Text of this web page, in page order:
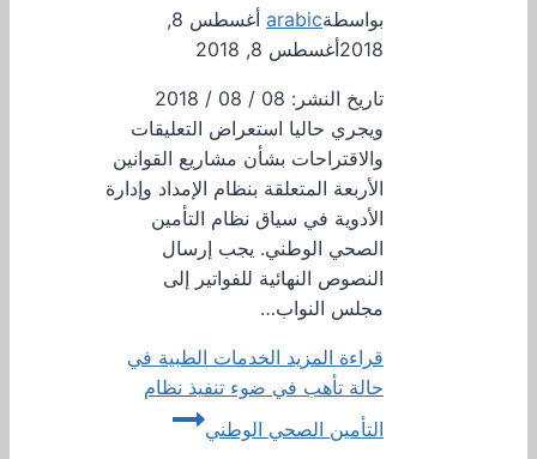
بواسطةarabic
أغسطس 8,
2018أغسطس 8, 2018
تاريخ النشر: 08 / 08 / 2018
ويجري حاليا استعراض التعليقات
والاقتراحات بشأن مشاريع القوانين
الأربعة المتعلقة بنظام الإمداد وإدارة
الأدوية في سياق نظام التأمين
الصحي الوطني. يجب إرسال
النصوص النهائية للفواتير إلى
مجلس النواب…
قراءة المزيد الخدمات الطبية في
حالة تأهب في ضوء تنفيذ نظام
التأمين الصحي الوطني